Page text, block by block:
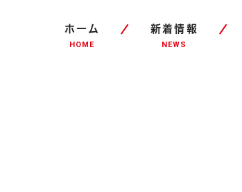
ホーム
HOME
新着情報
NEWS